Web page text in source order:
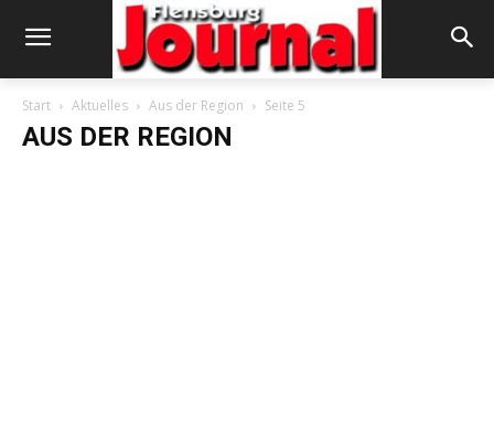
Start Aktuelles Aus der Region Seite 5
AUS DER REGION